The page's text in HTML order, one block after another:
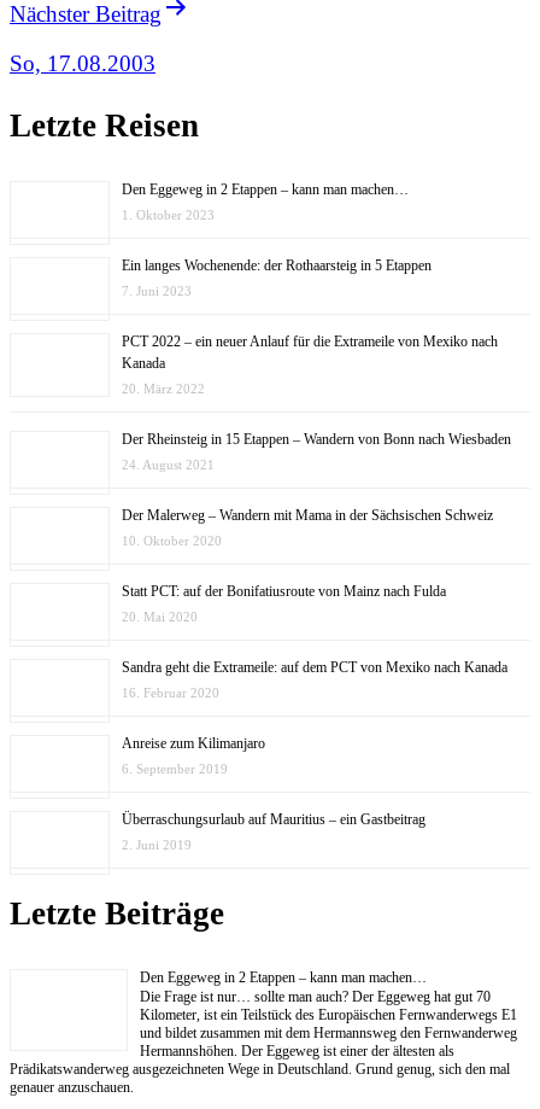
Nächster Beitrag
So, 17.08.2003
Letzte Reisen
Den Eggeweg in 2 Etappen – kann man machen…
1. Oktober 2023
Ein langes Wochenende: der Rothaarsteig in 5 Etappen
7. Juni 2023
PCT 2022 – ein neuer Anlauf für die Extrameile von Mexiko nach
Kanada
20. März 2022
Der Rheinsteig in 15 Etappen – Wandern von Bonn nach Wiesbaden
24. August 2021
Der Malerweg – Wandern mit Mama in der Sächsischen Schweiz
10. Oktober 2020
Statt PCT: auf der Bonifatiusroute von Mainz nach Fulda
20. Mai 2020
Sandra geht die Extrameile: auf dem PCT von Mexiko nach Kanada
16. Februar 2020
Anreise zum Kilimanjaro
6. September 2019
Überraschungsurlaub auf Mauritius – ein Gastbeitrag
2. Juni 2019
Letzte Beiträge
Den Eggeweg in 2 Etappen – kann man machen…
Die Frage ist nur… sollte man auch? Der Eggeweg hat gut 70
Kilometer, ist ein Teilstück des Europäischen Fernwanderwegs E1
und bildet zusammen mit dem Hermannsweg den Fernwanderweg
Hermannshöhen. Der Eggeweg ist einer der ältesten als
Prädikatswanderweg ausgezeichneten Wege in Deutschland. Grund genug, sich den mal
genauer anzuschauen.